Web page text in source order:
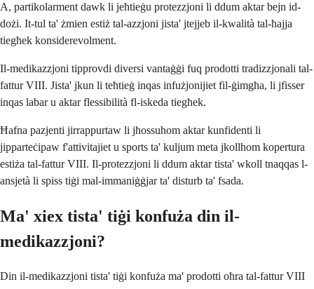
A, partikolarment dawk li jeħtieġu protezzjoni li ddum aktar bejn id-
dożi. It-tul ta' żmien estiż tal-azzjoni jista' jtejjeb il-kwalità tal-ħajja
tiegħek konsiderevolment.
Il-medikazzjoni tipprovdi diversi vantaġġi fuq prodotti tradizzjonali tal-
fattur VIII. Jista' jkun li teħtieġ inqas infużjonijiet fil-ġimgħa, li jfisser
inqas labar u aktar flessibilità fl-iskeda tiegħek.
Ħafna pazjenti jirrappurtaw li jħossuhom aktar kunfidenti li
jipparteċipaw f'attivitajiet u sports ta' kuljum meta jkollhom kopertura
estiża tal-fattur VIII. Il-protezzjoni li ddum aktar tista' wkoll tnaqqas l-
ansjetà li spiss tiġi mal-immaniġġjar ta' disturb ta' fsada.
Ma' xiex tista' tiġi konfuża din il-
medikazzjoni?
Din il-medikazzjoni tista' tiġi konfuża ma' prodotti oħra tal-fattur VIII